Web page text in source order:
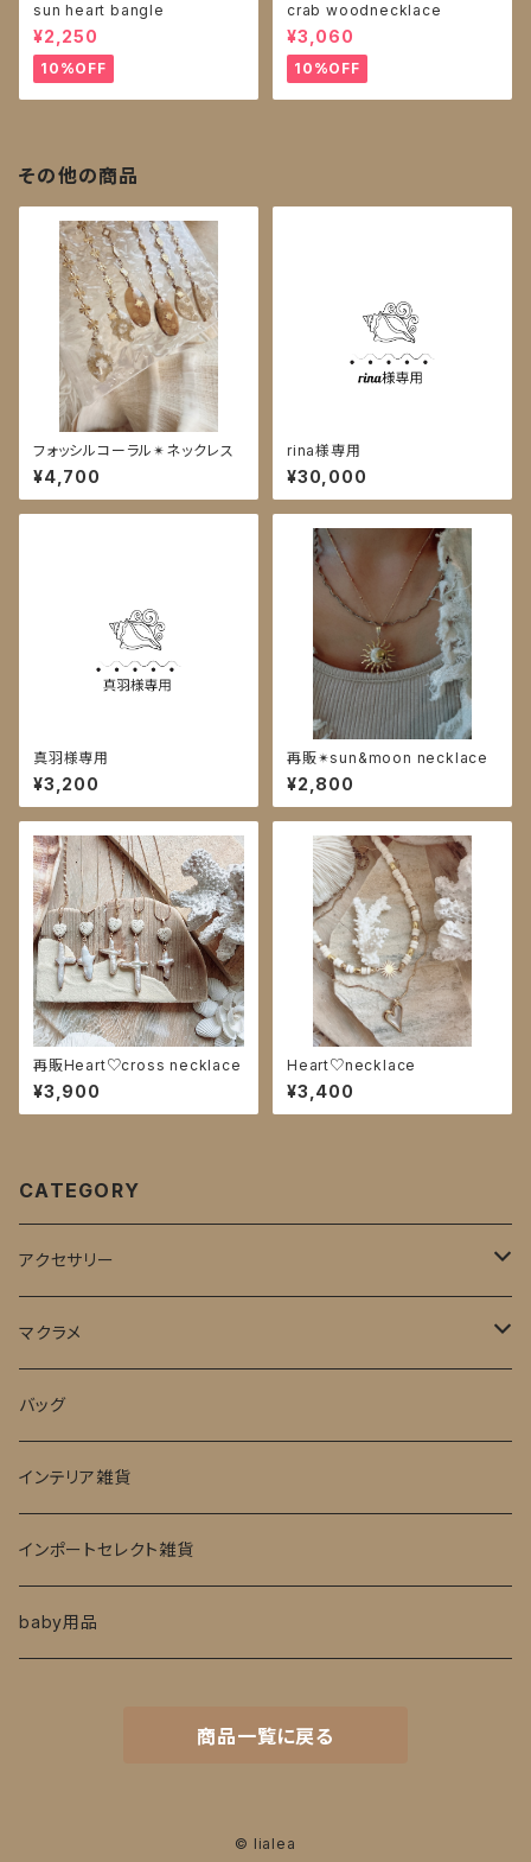
sun heart bangle
¥2,250
10%OFF
crab woodnecklace
¥3,060
10%OFF
その他の商品
フォッシルコーラル✴︎ネックレス
¥4,700
rina様専用
¥30,000
真羽様専用
¥3,200
再販✴︎sun&moon necklace
¥2,800
再販Heart♡cross necklace
¥3,900
Heart♡necklace
¥3,400
CATEGORY
アクセサリー
ピアス
ネックレス
アクセサリーケース
マクラメ
baby用品
バッグ
インテリア雑貨
インポートセレクト雑貨
baby用品
商品一覧に戻る
© lialea